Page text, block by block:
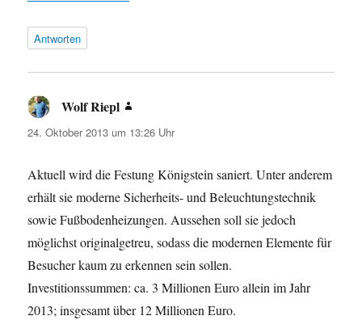
Antworten
Wolf Riepl
24. Oktober 2013 um 13:26 Uhr
Aktuell wird die Festung Königstein saniert. Unter anderem
erhält sie moderne Sicherheits- und Beleuchtungstechnik
sowie Fußbodenheizungen. Aussehen soll sie jedoch
möglichst originalgetreu, sodass die modernen Elemente für
Besucher kaum zu erkennen sein sollen.
Investitionssummen: ca. 3 Millionen Euro allein im Jahr
2013; insgesamt über 12 Millionen Euro.